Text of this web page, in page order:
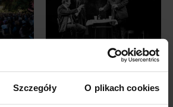
Szczegóły O plikach cookies